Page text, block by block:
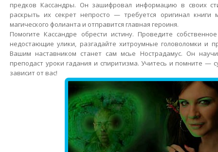
предков Кассандры. Он зашифровал информацию в своих
раскрыть их секрет непросто — требуется оригинал книги
магического фолианта и отправится главная героиня.
Помогите Кассандре обрести истину. Проведите
недостающие улики, разгадайте хитроумные головоломки и
Вашим наставником станет сам мсье Нострадамус. Он
преподаст уроки гадания и спиритизма. Учитесь и помните —
зависит от вас!